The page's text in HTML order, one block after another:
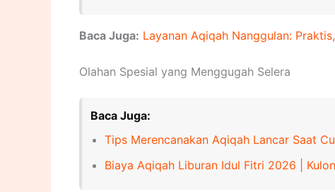
Baca Juga: Layanan Aqiqah Nanggulan:
Olahan Spesial yang Menggugah Selera
Baca Juga:
Tips Merencanakan Aqiqah Lancar Saat
Biaya Aqiqah Liburan Idul Fitri 2026 |